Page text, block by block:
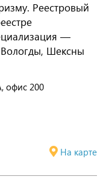
Реестровый
—
Шексны
офис 200
На карте